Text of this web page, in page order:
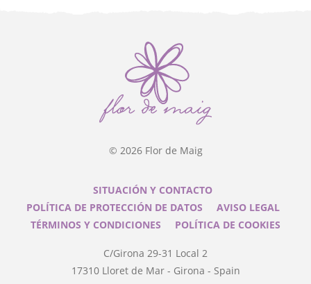
© 2026 Flor de Maig
SITUACIÓN Y CONTACTO
POLÍTICA DE PROTECCIÓN DE DATOS
AVISO LEGAL
TÉRMINOS Y CONDICIONES
POLÍTICA DE COOKIES
C/Girona 29-31 Local 2
17310 Lloret de Mar- Girona - Spain